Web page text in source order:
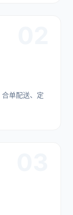
单配送、定